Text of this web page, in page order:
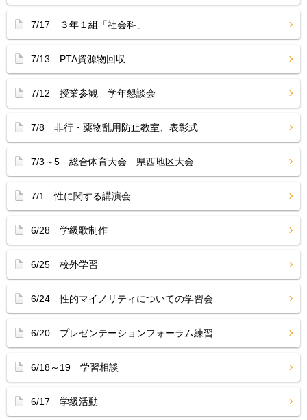
7/17 ３年１組「社会科」
7/13 PTA資源物回収
7/12 授業参観 学年懇談会
7/8 非行・薬物乱用防止教室、表彰式
7/3～5 総合体育大会 県西地区大会
7/1 性に関する講演会
6/28 学級歌制作
6/25 校外学習
6/24 性的マイノリティについての学習会
6/20 プレゼンテーションフォーラム練習
6/18～19 学習相談
6/17 学級活動